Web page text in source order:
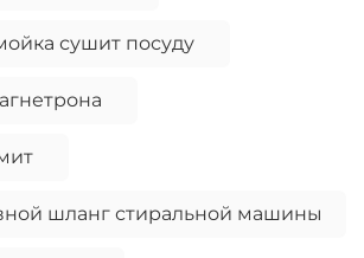
сушит посуду
шланг стиральной машины